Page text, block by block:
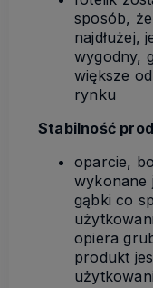
sposób,
najdłużej,
wygodny,
większe
rynku
Stabilność
oparcie,
wykonane
gąbki co
opiera
produkt